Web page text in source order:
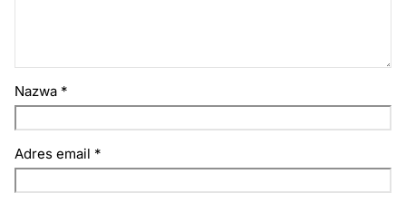
Nazwa *
Adres email *